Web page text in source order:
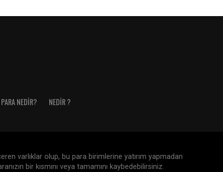
NEDIR? NEDIR ?
varlıklar olup, bu para birimlerine yatırım yapmadan
bir kısmını veya tamamını kaybedebilirsiniz.